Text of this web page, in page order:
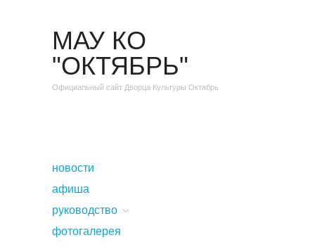
МАУ КО
"ОКТЯБРЬ"
Официальный сайт Дворца Культуры Октябрь
новости
афиша
руководство
фотогалерея